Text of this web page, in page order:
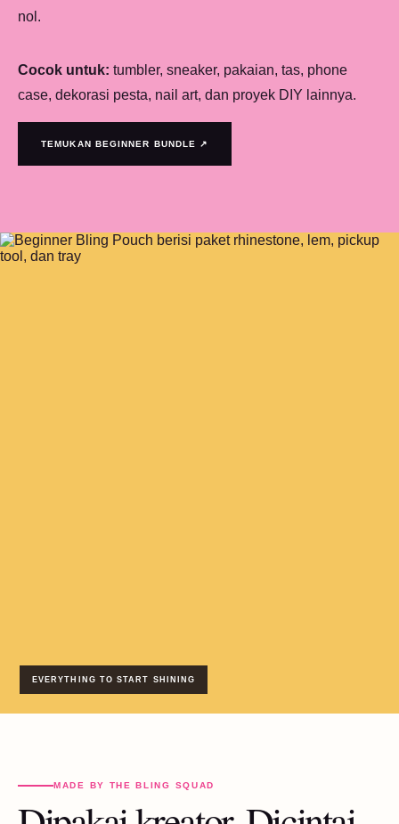
nol.
Cocok untuk: tumbler, sneaker, pakaian, tas, phone
case, dekorasi pesta, nail art, dan proyek DIY lainnya.
TEMUKAN BEGINNER BUNDLE ↗
EVERYTHING TO START SHINING
MADE BY THE BLING SQUAD